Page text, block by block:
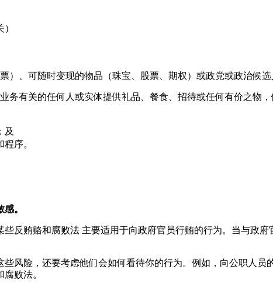
）、可随时变现的物品（珠宝、股票、期权）或政党或政治候
务有关的任何人或实体提供礼品、餐食、招待或任何有价之物
及
序。
。
反贿赂和腐败法 主要适用于向政府官员行贿的行为。当与政
风险，还要考虑他们会如何看待你的行为。例如，向公职人
败法。